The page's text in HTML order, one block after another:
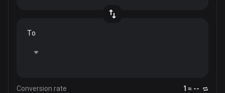
To
Conversion rate 1 ≈ --